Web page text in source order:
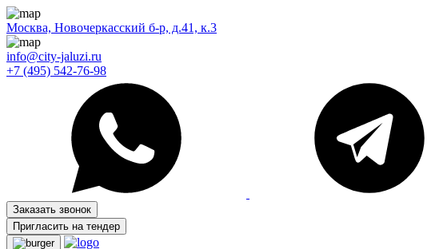
Москва, Новочеркасский б-р, д.41, к.3
info@city-jaluzi.ru
+7 (495) 542-76-98
Заказать звонок
Пригласить на тендер